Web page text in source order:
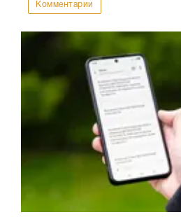
Комментарии